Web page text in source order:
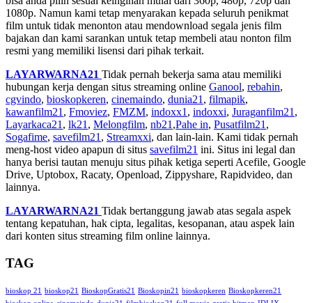
1080p. Namun kami tetap menyarakan kepada seluruh penikmat
film untuk tidak menonton atau mendownload segala jenis film
bajakan dan kami sarankan untuk tetap membeli atau nonton film
resmi yang memiliki lisensi dari pihak terkait.
LAYARWARNA21 Tidak pernah bekerja sama atau memiliki
hubungan kerja dengan situs streaming online Ganool, rebahin,
cgvindo, bioskopkeren, cinemaindo, dunia21 , filmapik,
kawanfilm21 , Fmoviez, FMZM, indoxx1 , indoxxi, Juraganfilm21 ,
Layarkaca21 , lk21 , Melongfilm, nb21 ,Pahe in, Pusatfilm21 ,
Sogafime, savefilm21 , Streamxxi, dan lain-lain. Kami tidak pernah
meng-host video apapun di situs savefilm21 ini. Situs ini legal dan
hanya berisi tautan menuju situs pihak ketiga seperti Acefile, Google
Drive, Uptobox, Racaty, Openload, Zippyshare, Rapidvideo, dan
lainnya.
LAYARWARNA21 Tidak bertanggung jawab atas segala aspek
tentang kepatuhan, hak cipta, legalitas, kesopanan, atau aspek lain
dari konten situs streaming film online lainnya.
TAG
bioskop 21 bioskop21 BioskopGratis21 Bioskopin21 bioskopkeren Bioskopkeren21